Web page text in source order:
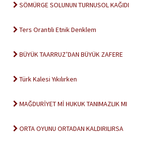
SÖMÜRGE SOLUNUN TURNUSOL KAĞIDI
Ters Orantılı Etnik Denklem
BÜYÜK TAARRUZ’DAN BÜYÜK ZAFERE
Türk Kalesi Yıkılırken
MAĞDURİYET Mİ HUKUK TANIMAZLIK MI
ORTA OYUNU ORTADAN KALDIRILIRSA